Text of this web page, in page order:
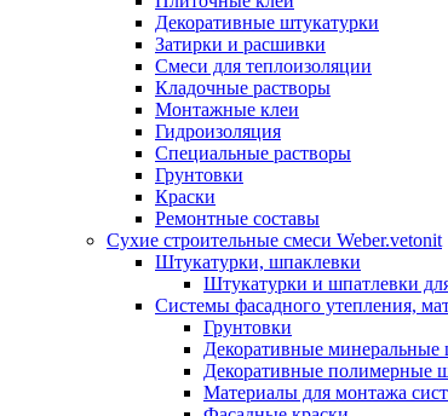
Декоративные штукатурки
Затирки и расшивки
Смеси для теплоизоляции
Кладочные растворы
Монтажные клеи
Гидроизоляция
Специальные растворы
Грунтовки
Краски
Ремонтные составы
Сухие строительные смеси Weber.vetonit
Штукатурки, шпаклевки
Штукатурки и шпатлевки
Системы фасадного утепления,
Грунтовки
Декоративные минеральные
Декоративные полимерные
Материалы для монтажа